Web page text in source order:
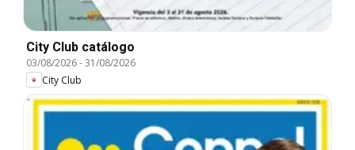
City Club catálogo
03/08/2026-31/08/2026
City Club